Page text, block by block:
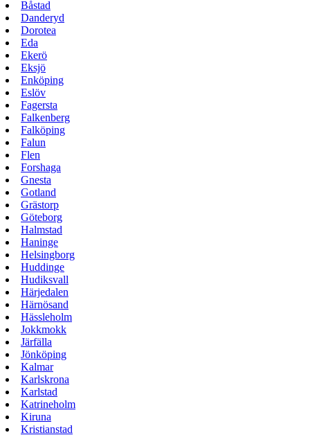
Båstad
Danderyd
Dorotea
Eda
Ekerö
Eksjö
Enköping
Eslöv
Fagersta
Falkenberg
Falköping
Falun
Flen
Forshaga
Gnesta
Gotland
Grästorp
Göteborg
Halmstad
Haninge
Helsingborg
Huddinge
Hudiksvall
Härjedalen
Härnösand
Hässleholm
Jokkmokk
Järfälla
Jönköping
Kalmar
Karlskrona
Karlstad
Katrineholm
Kiruna
Kristianstad